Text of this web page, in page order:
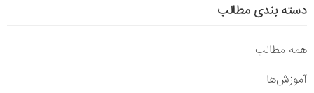
دسته بندی مطالب
همه مطالب
آموزش‌ها